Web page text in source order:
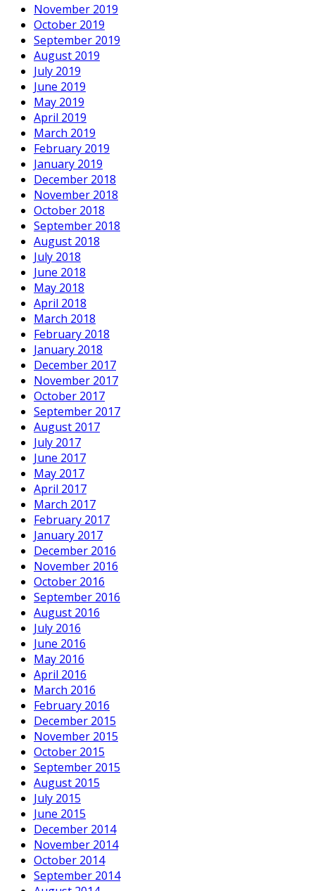
November 2019
October 2019
September 2019
August 2019
July 2019
June 2019
May 2019
April 2019
March 2019
February 2019
January 2019
December 2018
November 2018
October 2018
September 2018
August 2018
July 2018
June 2018
May 2018
April 2018
March 2018
February 2018
January 2018
December 2017
November 2017
October 2017
September 2017
August 2017
July 2017
June 2017
May 2017
April 2017
March 2017
February 2017
January 2017
December 2016
November 2016
October 2016
September 2016
August 2016
July 2016
June 2016
May 2016
April 2016
March 2016
February 2016
December 2015
November 2015
October 2015
September 2015
August 2015
July 2015
June 2015
December 2014
November 2014
October 2014
September 2014